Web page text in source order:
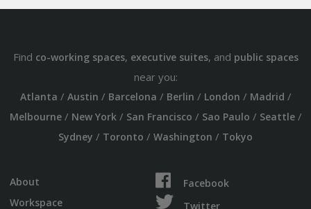
Find co-working spaces, executive suites, and public spaces
near you:
Atlanta / Austin / Barcelona / Berlin / London / Madrid /
Melbourne/ New York/ San Francisco / Sao Paulo / Seattle/
Sydney / Toronto / Washington / Tokyo
About
Workspace
Facebook
Twitter